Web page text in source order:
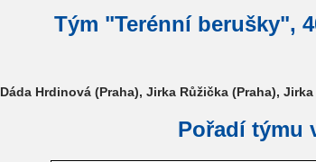
Tým "Terénní berušky",
Dáda Hrdinová (Praha), Jirka Růžička (Praha),
Pořadí týmu